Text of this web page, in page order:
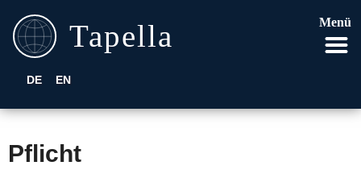
Menü
DE EN
Pflicht